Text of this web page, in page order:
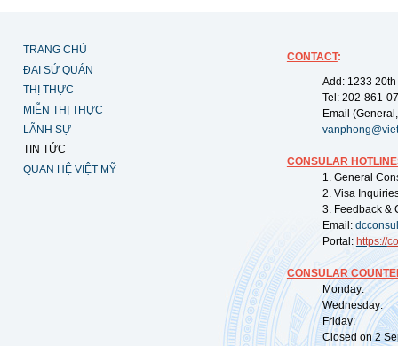
TRANG CHỦ
ĐẠI SỨ QUÁN
THỊ THỰC
MIỄN THỊ THỰC
LÃNH SỰ
TIN TỨC
QUAN HỆ VIỆT MỸ
CONTACT:
Add: 1233
Tel: 202-861-
Email
CONSULAR
1. General
2. Visa
3. Feedback &
Email:
Portal: https://
CONSULAR
Monday:
Wednesday:
Friday:
Closed on 2